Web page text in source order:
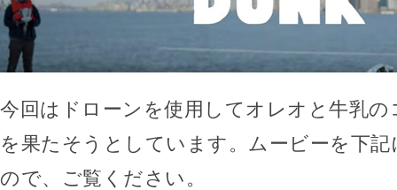
今回はドローンを使用してオレオと牛乳
を果たそうとしています。ムービーを下
ので、ご覧ください。